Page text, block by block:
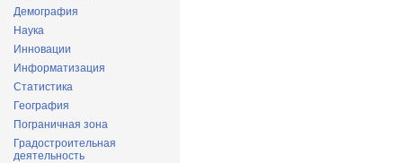
Демография
Наука
Инновации
Информатизация
Статистика
География
Пограничная зона
Градостроительная
деятельность